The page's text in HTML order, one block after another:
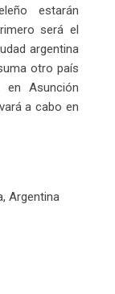
estarán
será el
argentina
otro país
en Asunción
a cabo en
Argentina